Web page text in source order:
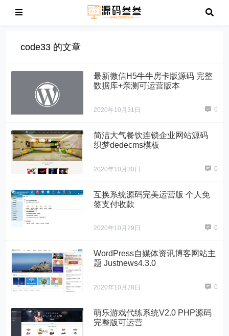
code33 的文章
最新微信H5牛牛房卡版源码 完整
数据库+亲测可运营版本
2020年10月31日 0
简洁大气餐饮连锁企业网站源码
织梦dedecms模板
2020年10月30日 0
互换系统源码完美运营版 个人免
签支付收款
2020年10月29日 0
WordPress自媒体资讯博客网站主
题 Justnews4.3.0
2020年10月28日 0
萌乐游戏代练系统V2.0 PHP源码
完整版可运营